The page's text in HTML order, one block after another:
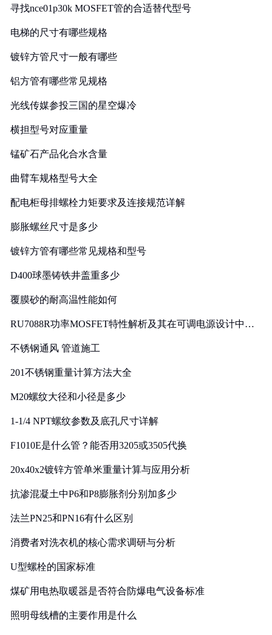
寻找nce01p30k MOSFET管的合适替代型号
电梯的尺寸有哪些规格
镀锌方管尺寸一般有哪些
铝方管有哪些常见规格
光线传媒参投三国的星空爆冷
横担型号对应重量
锰矿石产品化合水含量
曲臂车规格型号大全
配电柜母排螺栓力矩要求及连接规范详解
膨胀螺丝尺寸是多少
镀锌方管有哪些常见规格和型号
D400球墨铸铁井盖重多少
覆膜砂的耐高温性能如何
RU7088R功率MOSFET特性解析及其在可调电源设计中的
不锈钢通风 管道施工
201不锈钢重量计算方法大全
M20螺纹大径和小径是多少
1-1/4 NPT螺纹参数及底孔尺寸详解
F1010E是什么管？能否用3205或3505代换
20x40x2镀锌方管单米重量计算与应用分析
抗渗混凝土中P6和P8膨胀剂分别加多少
法兰PN25和PN16有什么区别
消费者对洗衣机的核心需求调研与分析
U型螺栓的国家标准
煤矿用电热取暖器是否符合防爆电气设备标准
照明母线槽的主要作用是什么